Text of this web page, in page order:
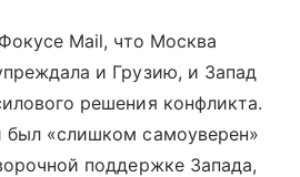
Mail, что Москва
и Грузию, и Запад
решения конфликта.
«слишком самоуверен»
поддержке Запада,